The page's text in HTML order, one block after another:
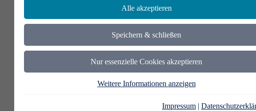
Alle akzeptieren
Speichern & schließen
Nur essenzielle Cookies akzeptieren
Weitere Informationen anzeigen
Impressum |